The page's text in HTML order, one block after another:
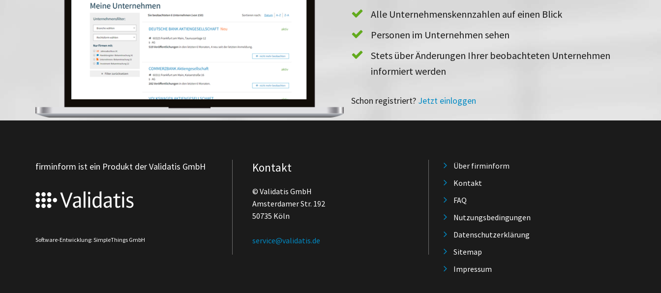
Alle Unternehmenskennzahlen auf einen Blick
Personen im Unternehmen sehen
Stets über Änderungen Ihrer beobachteten Unternehmen
informiert werden
Schon registriert? Jetzt einloggen
firminform ist ein Produkt der Validatis GmbH
Software-Entwicklung: SimpleThings GmbH
Kontakt
© Validatis GmbH
Amsterdamer Str. 192
50735 Köln
service@validatis.de
Über firminform
Kontakt
FAQ
Nutzungsbedingungen
Datenschutzerklärung
Sitemap
Impressum